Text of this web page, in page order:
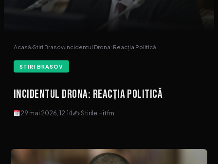
Acasă›Stiri Brasov›Incidentul Drona: Reacția Politică
STIRI BRASOV
Incidentul Drona: Reacția Politică
29 mai 2026, 12:14✍ Stirile Hitfm